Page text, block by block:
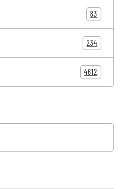
83
234
4612